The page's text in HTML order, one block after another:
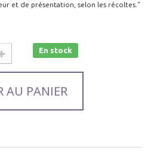
et de présentation, selon les récoltes."
En stock
AU PANIER